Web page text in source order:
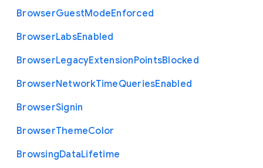
BrowserGuestModeEnforced
BrowserLabsEnabled
BrowserLegacyExtensionPointsBlocked
BrowserNetworkTimeQueriesEnabled
BrowserSignin
BrowserThemeColor
BrowsingDataLifetime